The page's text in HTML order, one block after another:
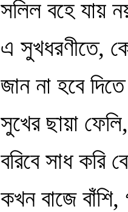
সলিল বহে যায়
এ সুখধরণীতে,
জান না হবে
সুখের ছায়া
বরিবে সাধ করি
কখন বাজে